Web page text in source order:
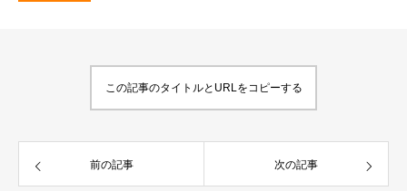
この記事のタイトルとURLをコピーする
前の記事 次の記事